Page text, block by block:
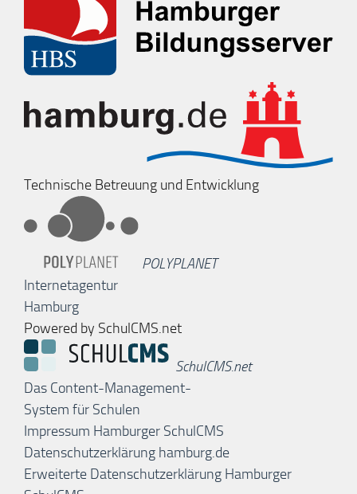
Technische Betreuung und Entwicklung
POLYPLANET
Internetagentur
Hamburg
Powered by SchulCMS.net
SchulCMS.net
Das Content-Management-
System für Schulen
Impressum Hamburger SchulCMS
Datenschutzerklärung hamburg.de
Erweiterte Datenschutzerklärung Hamburger